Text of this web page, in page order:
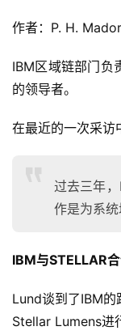
作者：P. H.
IBM区域链部门负
的领导者。
在最近的一次采访
过去三年
作是为系统
IBM与STELLAR
Lund谈到了IBM的
Stellar Lumens进